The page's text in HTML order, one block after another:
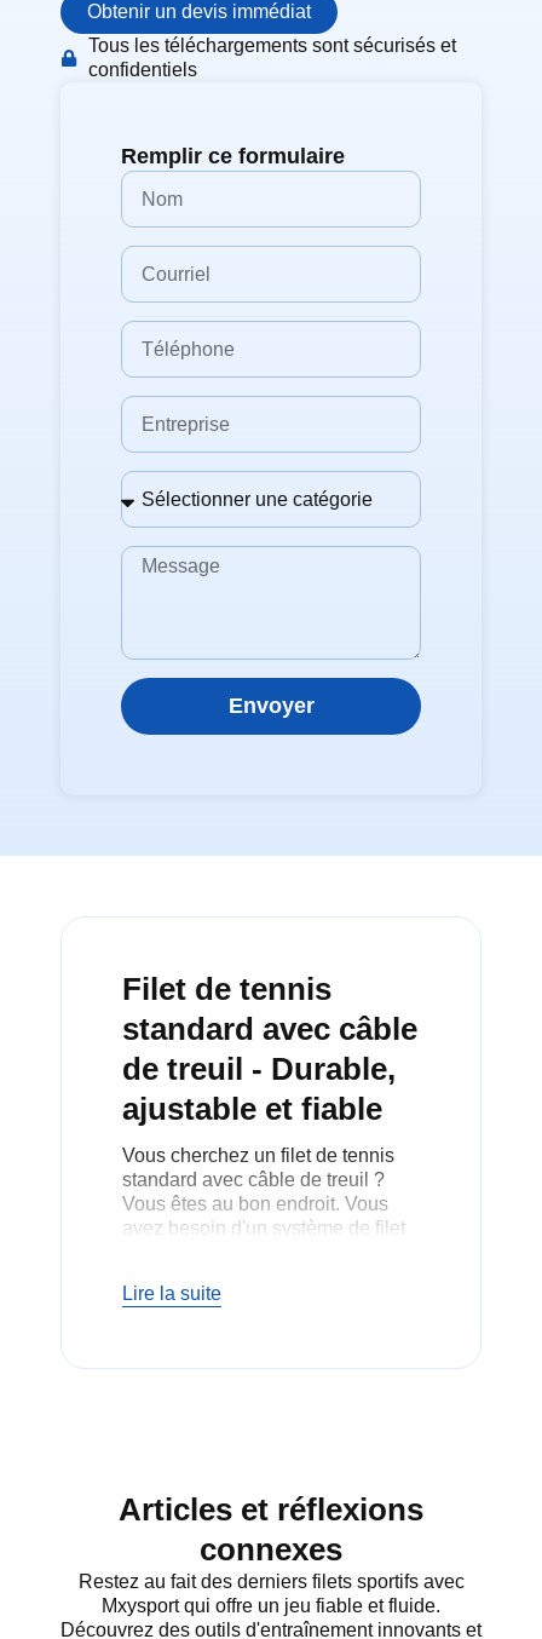
Obtenir un devis immédiat
Tous les téléchargements sont sécurisés et
confidentiels
Remplir ce formulaire
Envoyer
Filet de tennis
standard avec câble
de treuil - Durable,
ajustable et fiable
Vous cherchez un filet de tennis
standard avec câble de treuil ?
Vous êtes au bon endroit. Vous
avez besoin d'un système de filet
votre court. Un filet de tennis
tennis professionnelles. Le
réglementaire. Ce système rend le
jeu régulier et agréable.
Pourquoi
Lire la suite
Articles et réflexions
connexes
Restez au fait des derniers filets sportifs avec
Mxysport qui offre un jeu fiable et fluide.
Découvrez des outils d'entraînement innovants et